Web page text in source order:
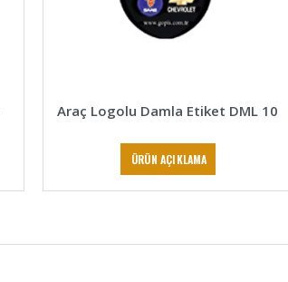
Araç Logolu Damla Etiket DML 10
ÜRÜN AÇIKLAMA